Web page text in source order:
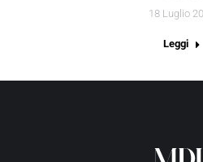
18 Luglio
Leggi